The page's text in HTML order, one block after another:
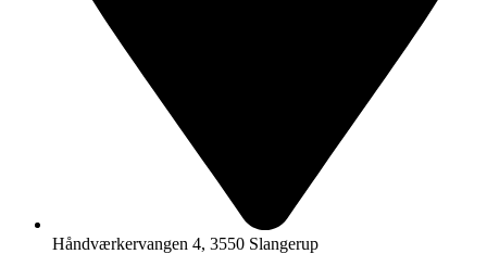
Håndværkervangen 4, 3550 Slangerup